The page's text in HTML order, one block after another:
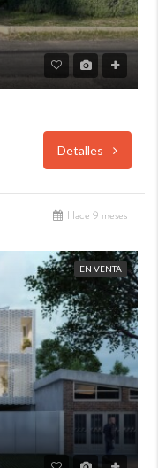
Detalles
Hace 9 meses
EN VENTA